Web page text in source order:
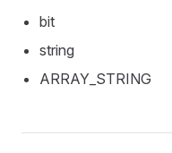
bit
string
ARRAY_STRING